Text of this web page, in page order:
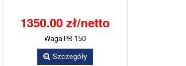
1350.00 zł/netto
Waga PB 150
Szczegóły